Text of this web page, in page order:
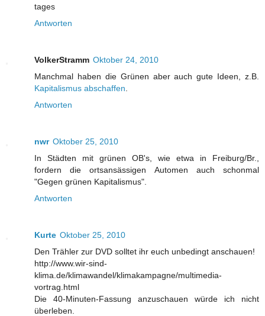
tages
Antworten
VolkerStramm Oktober 24, 2010
Manchmal haben die Grünen aber auch gute Ideen, z.B.
Kapitalismus abschaffen
Antworten
nwr Oktober 25, 2010
In Städten mit grünen OB's, wie etwa in Freiburg/Br.,
fordern die ortsansässigen Automen auch schonmal
"Gegen grünen Kapitalismus".
Antworten
Kurte Oktober 25, 2010
Den Trähler zur DVD solltet ihr euch unbedingt anschauen!
http://www.wir-sind-
klima.de/klimawandel/klimakampagne/multimedia-
vortrag.html
Die 40-Minuten-Fassung anzuschauen würde ich nicht
überleben.